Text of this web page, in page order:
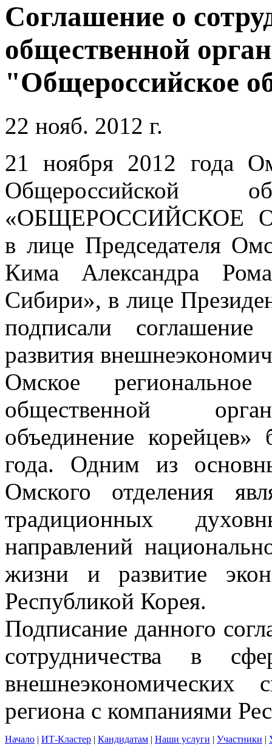
Соглашение о
общественной
"Общероссийское
22 нояб. 2012 г.
21 ноября 2012 года
Общероссийской
«ОБЩЕРОССИЙСКОЕ
в лице Председателя
Кима Александра
Сибири», в лице
подписали
развития
Омское региональное
общественной
объединение
года. Одним из
Омского отделения
традиционных
направлений
жизни и развитие
Республикой Корея.
Подписание данного
сотрудничества в
внешнеэкономических
региона с компаниями
Начало | ИТ-Кластер | Кандидатам | Наши услуги | Участники |